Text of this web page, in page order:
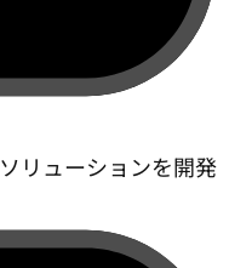
リューションを開発